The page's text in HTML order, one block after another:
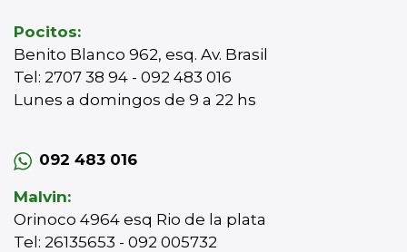
Pocitos:
Benito Blanco 962, esq. Av. Brasil
Tel: 2707 38 94 - 092 483 016
Lunes a domingos de 9 a 22 hs
092 483 016
Malvin:
Orinoco 4964 esq Rio de la plata
Tel: 26135653 - 092 005732